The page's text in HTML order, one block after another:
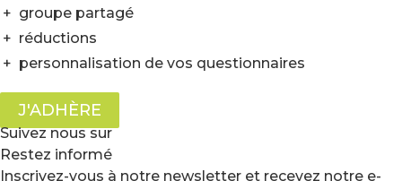
+ groupe partagé
+ réductions
+ personnalisation de vos questionnaires
J'ADHÈRE
Suivez nous sur
Restez informé
Inscrivez-vous à notre newsletter et recevez notre e-